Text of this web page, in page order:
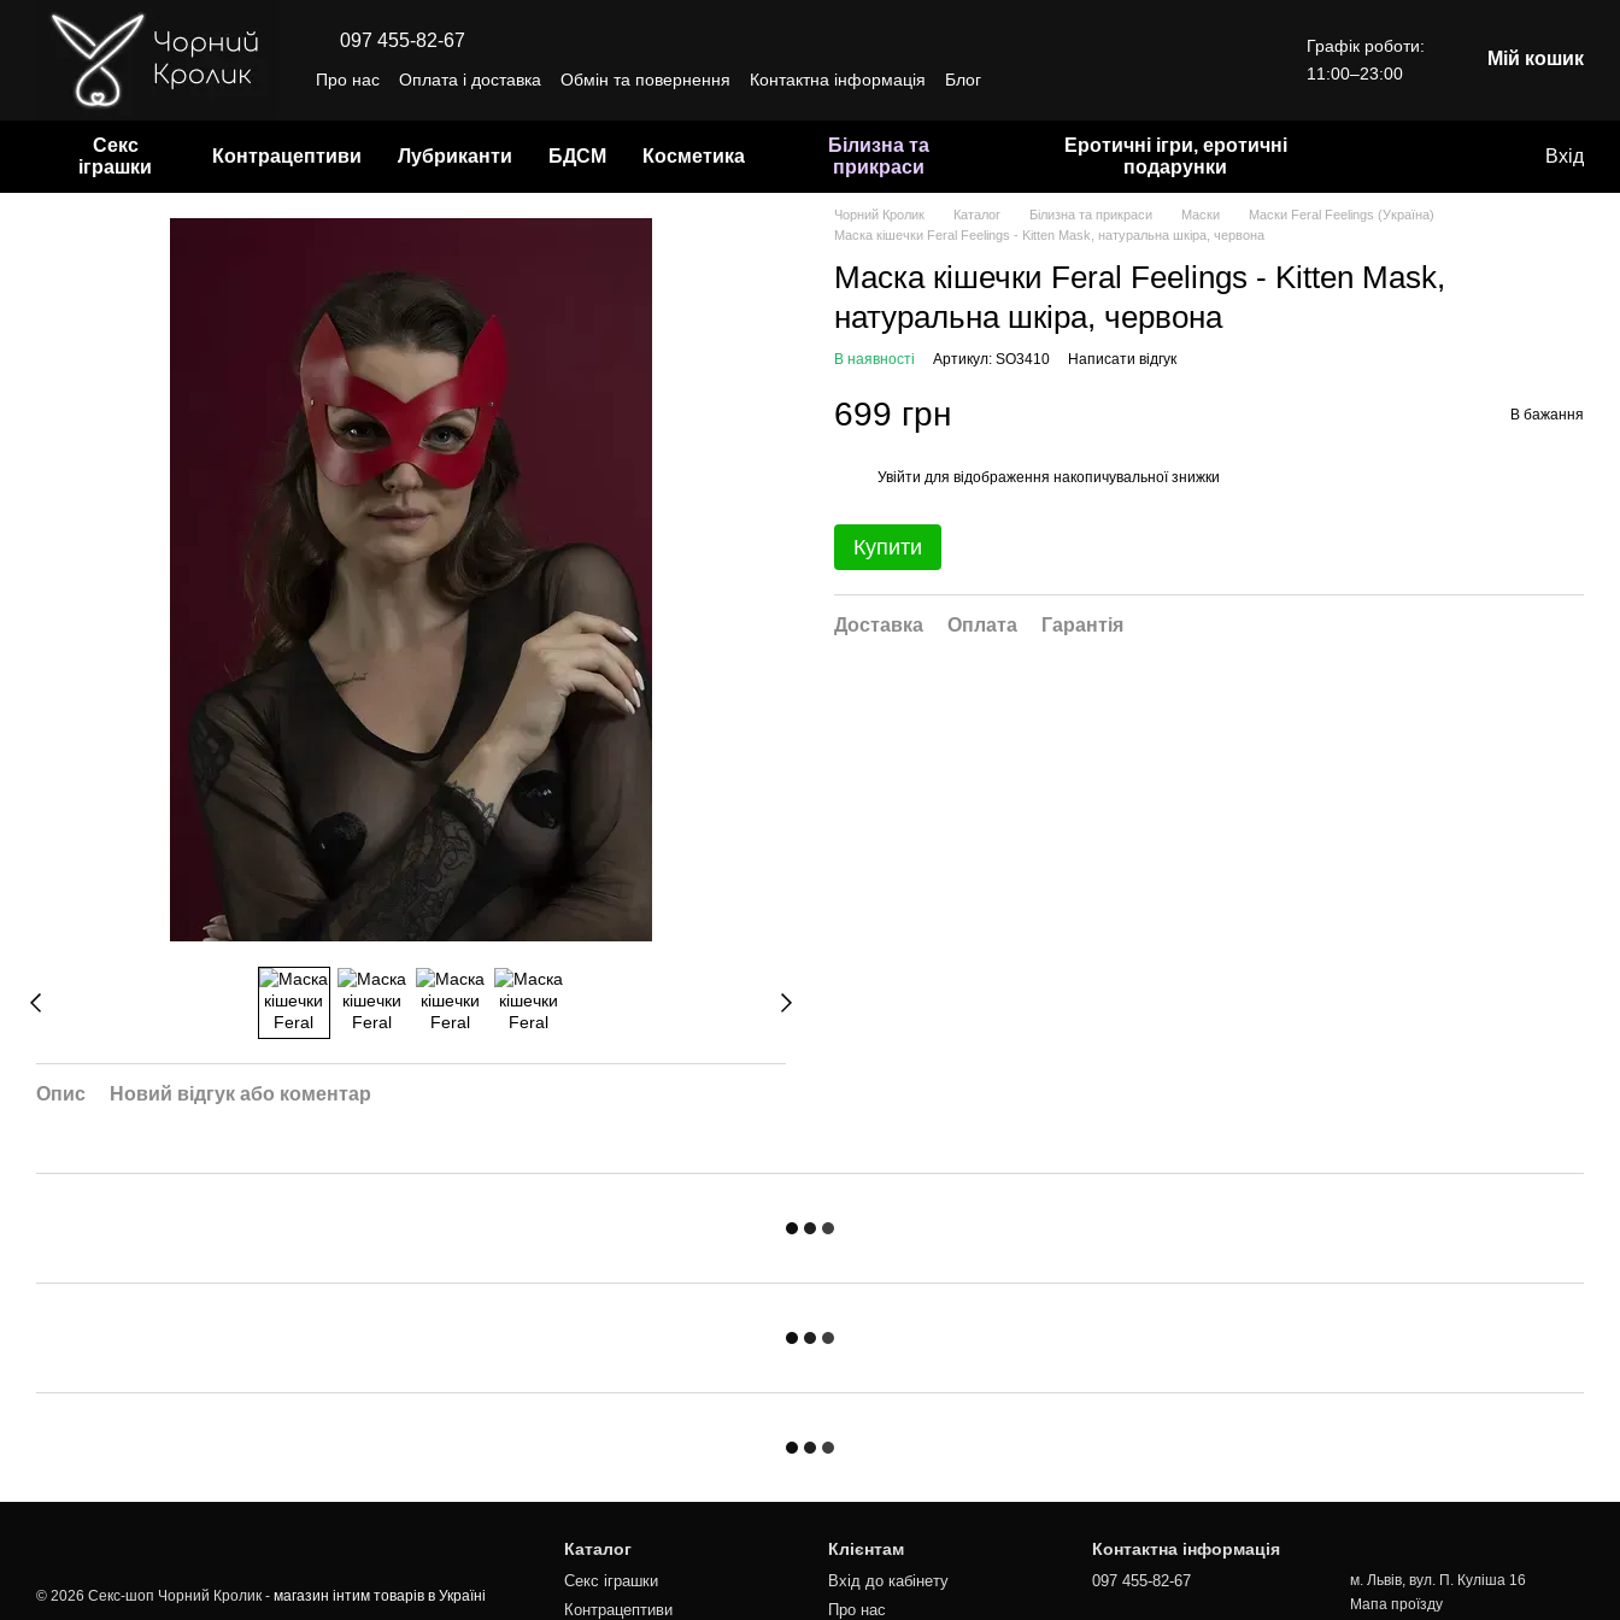
Перейти до основного контенту
097 455-82-67
Про нас Оплата і доставка Обмін та повернення Контактна інформація
Блог
Графік роботи:
11:00–23:00
Мій кошик
Секс
іграшки
Контрацептиви Лубриканти БДСМ Косметика
Білизна та
прикраси
Еротичні ігри, еротичні
подарунки
Вхід
Опис Новий відгук або коментар
Чорний Кролик Каталог Білизна та прикраси Маски
Маски Feral Feelings (Україна)
Маска кішечки Feral Feelings - Kitten Mask, натуральна шкіра, червона
Маска кішечки Feral Feelings - Kitten Mask,
натуральна шкіра, червона
В наявності Артикул: SO3410 Написати відгук
699 грн В бажання
Увійти для відображення накопичувальної знижки
Купити
Доставка Оплата Гарантія
© 2026 Секс-шоп Чорний Кролик - магазин інтим товарів в Україні
Каталог
Секс іграшки
Контрацептиви
Клієнтам
Вхід до кабінету
Про нас
Контактна інформація
097 455-82-67
м. Львів, вул. П. Куліша 16
Мапа проїзду